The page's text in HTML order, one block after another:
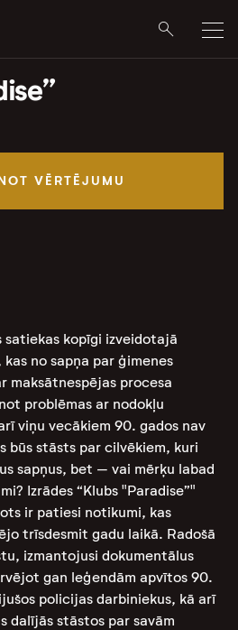
VĒRTĒJUMU
kopīgi izveidotajā
no sapņa par ģimenes
maksātnespējas procesa
problēmas ar nodokļu
viņu vecākiem 90. gados nav
būs stāsts par cilvēkiem, kuri
sapņus, bet – vai mērķu labad
Izrādes “Klubs "Paradise”"
ir patiesi notikumi, kas
trīsdesmit gadu laikā. Radošā
izmantojusi dokumentālus
gan leģendām apvītos 90.
policijas darbiniekus, kā arī
dalījās stāstos par savām